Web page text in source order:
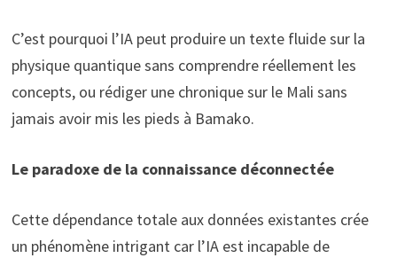
C’est pourquoi l’IA peut produire un texte fluide sur la
physique quantique sans comprendre réellement les
concepts, ou rédiger une chronique sur le Mali sans
jamais avoir mis les pieds à Bamako.
Le paradoxe de la connaissance déconnectée
Cette dépendance totale aux données existantes crée
un phénomène intrigant car l’IA est incapable de